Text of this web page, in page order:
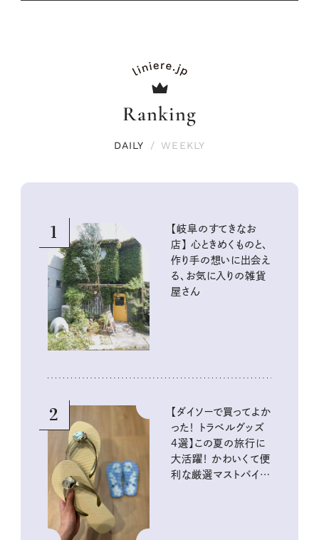
Ranking
DAILY / WEEKLY
1
【岐阜のすてきなお
店】 心ときめくものと、
作り手の想いに出会え
る、お気に入りの雑貨
屋さん
2
【ダイソーで買ってよか
った！ トラベルグッズ
4選】この夏の旅行に
大活躍！ かわいくて便
利な厳選マストバイア